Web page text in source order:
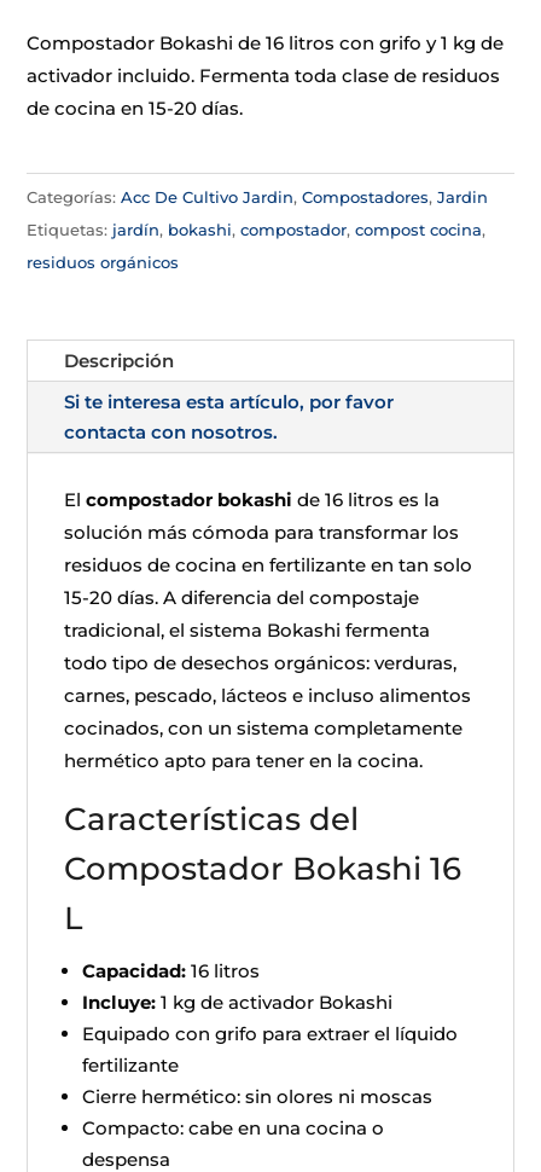
Compostador Bokashi de 16 litros con grifo y 1 kg de
activador incluido. Fermenta toda clase de residuos
de cocina en 15-20 días.
Categorías:Acc De Cultivo Jardin,Compostadores,Jardin
Etiquetas: jardín, bokashi,compostador,compost cocina,
residuos orgánicos
Descripción
Si te interesa esta artículo, por favor
contacta con nosotros.
Elcompostador bokashi de 16 litros es la
solución más cómoda para transformar los
residuos de cocina en fertilizante en tan solo
15-20 días. A diferencia del compostaje
tradicional, el sistema Bokashi fermenta
todo tipo de desechos orgánicos: verduras,
carnes, pescado, lácteos e incluso alimentos
cocinados, con un sistema completamente
hermético apto para tener en la cocina.
Características del
Compostador Bokashi 16
L
Capacidad: 16 litros
Incluye: 1 kg de activador Bokashi
Equipado con grifo para extraer el líquido
fertilizante
Cierre hermético: sin olores ni moscas
Compacto: cabe en una cocina o
despensa